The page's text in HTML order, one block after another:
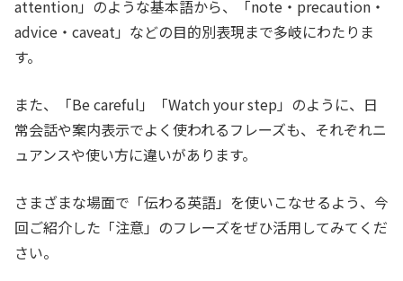
attention」のような基本語から、「note・precaution・
advice・caveat」などの目的別表現まで多岐にわたりま
す。
また、「Be careful」「Watch your step」のように、日
常会話や案内表示でよく使われるフレーズも、それぞれニ
ュアンスや使い方に違いがあります。
さまざまな場面で「伝わる英語」を使いこなせるよう、今
回ご紹介した「注意」のフレーズをぜひ活用してみてくだ
さい。